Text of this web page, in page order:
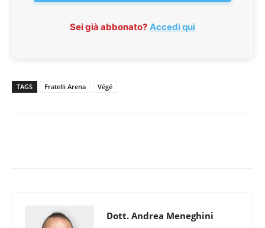
Sei già abbonato? Accedi qui
TAGS Fratelli Arena Végé
Dott. Andrea Meneghini